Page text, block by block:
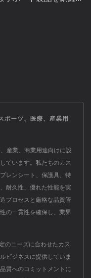
ターン開発、縫
ズが可能です。 カス
ートする準備が整っ
ポーツ、医療、産業用
産業、商業用途向けに設
ています。私たちのカス
レンシート、保護具、特
耐久性、優れた性能を実
プロセスと厳格な品質管
の一貫性を確保し、業界
のニーズに合わせたカス
ビジネスに提供していま
質へのコミットメントに